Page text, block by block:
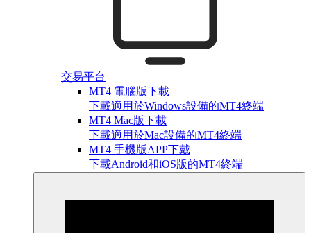
交易平台
MT4 電腦版下載
下載適用於Windows設備的MT4終端
MT4 Mac版下載
下載適用於Mac設備的MT4終端
MT4 手機版APP下戴
下載Android和iOS版的MT4終端